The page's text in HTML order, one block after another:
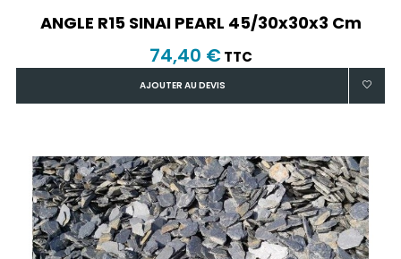
ANGLE R15 SINAI PEARL 45/30x30x3 Cm
74,40 € TTC
AJOUTER AU DEVIS